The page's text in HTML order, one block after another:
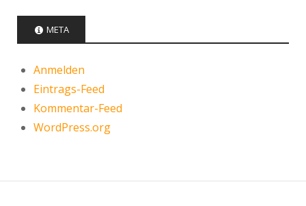
META
Anmelden
Eintrags-Feed
Kommentar-Feed
WordPress.org